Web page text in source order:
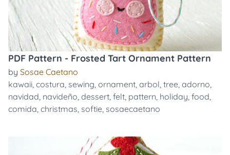
PDF Pattern - Frosted Tart Ornament Pattern
by Sosae Caetano
kawaii, costura, sewing, ornament, arbol, tree, adorno,
navidad, navideño, dessert, felt, pattern, holiday, food,
comida, christmas, softie, sosaecaetano